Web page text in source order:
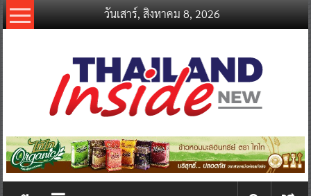
Skip
to
วันเสาร์, สิงหาคม 8, 2026
thailandinsidenew.com
Thailand